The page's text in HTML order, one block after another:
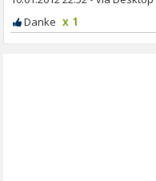
x 1